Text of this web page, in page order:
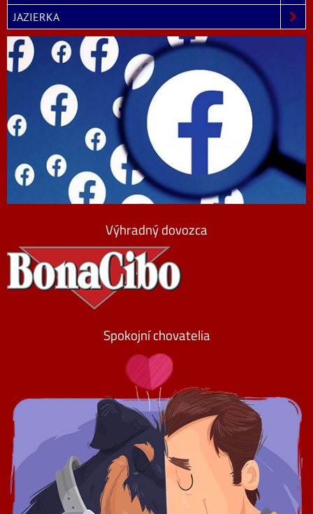
JAZIERKA
Výhradný dovozca
Spokojní chovatelia